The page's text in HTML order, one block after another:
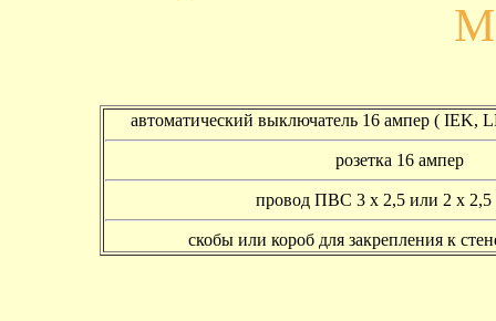
автоматический выключатель 16 ампер (
розетка 16 ампер
провод ПВС 3 х 2,5 или 2 х 2,5
скобы или короб для закрепления к